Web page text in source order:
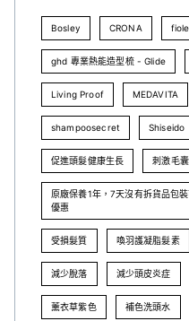
Bosley CRONA fiole
ghd 專業熱能造型梳 - Glide
Living Proof MEDAVITA
shampoosecret Shiseido
促進頭髮健康生長 刺激毛囊
原廠保養1年，7天沒有拆貨品包
優惠
受損髮質 喚羽護凝脂髮素
減少脫落 減少頭皮炎症
薰衣草紫色 補色洗頭水